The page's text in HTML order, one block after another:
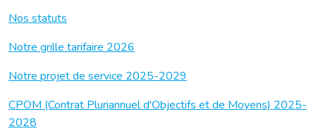
Nos statuts
Notre grille tarifaire 2026
Notre projet de service 2025-2029
CPOM (Contrat Pluriannuel d'Objectifs et de Moyens) 2025-
2028